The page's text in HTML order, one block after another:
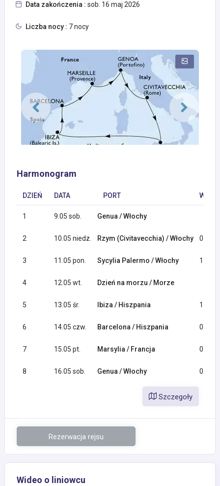
Data zakończenia : sob. 16 maj 2026
Liczba nocy : 7 nocy
Harmonogram
DZIEŃ DATA PORT
1 9.05 sob. Genua / Włochy
2 10.05 niedz. Rzym (Civitavecchia) / Włochy 08:00
3 11.05 pon. Sycylia Palermo / Włochy 11:00
4 12.05 wt. Dzień na morzu / Morze
5 13.05 śr. Ibiza / Hiszpania 11:30
6 14.05 czw. Barcelona / Hiszpania 09:00
7 15.05 pt. Marsylia / Francja 09:00
8 16.05 sob. Genua / Włochy 09:00
Szczegoły
Rezerwacja rejsu
Wideo o liniowcu